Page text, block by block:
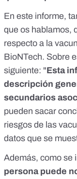
En este informe,
que os hablamos,
respecto a la
BioNTech. Sobre
siguiente: "Esta
descripción
secundarios
pueden sacar
riesgos de las
datos que se
Además, como se
persona puede